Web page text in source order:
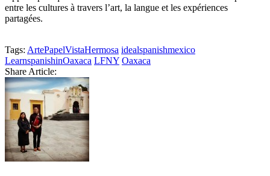
entre les cultures à travers l’art, la langue et les expériences
partagées.
Tags: ArtePapelVistaHermosa idealspanishmexico
LearnspanishinOaxaca LFNY Oaxaca
Share Article: